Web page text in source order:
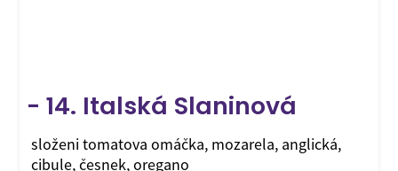
- 14. Italská Slaninová
složeni tomatova omáčka, mozarela, anglická,
cibule, česnek, oregano